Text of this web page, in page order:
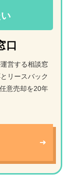
口
営する相談窓
リースバック
意売却を20年